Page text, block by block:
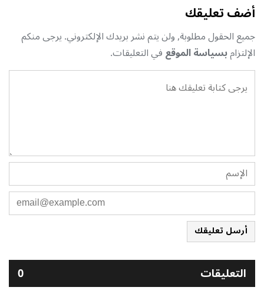
أضف تعليقك
جميع الحقول مطلوبة, ولن يتم نشر بريدك الإلكتروني. يرجى منكم
الإلتزامبسياسة الموقعفي التعليقات.
أرسل تعليقك
التعليقات 0